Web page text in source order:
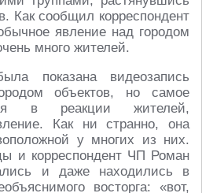
Как сообщил корреспондент
явление над городом
много жителей.
показана видеозапись
объектов, но самое
в реакции жителей,
Как ни странно, она
у многих из них.
и корреспондент ЧП Роман
и даже находились в
восторга: «вот,